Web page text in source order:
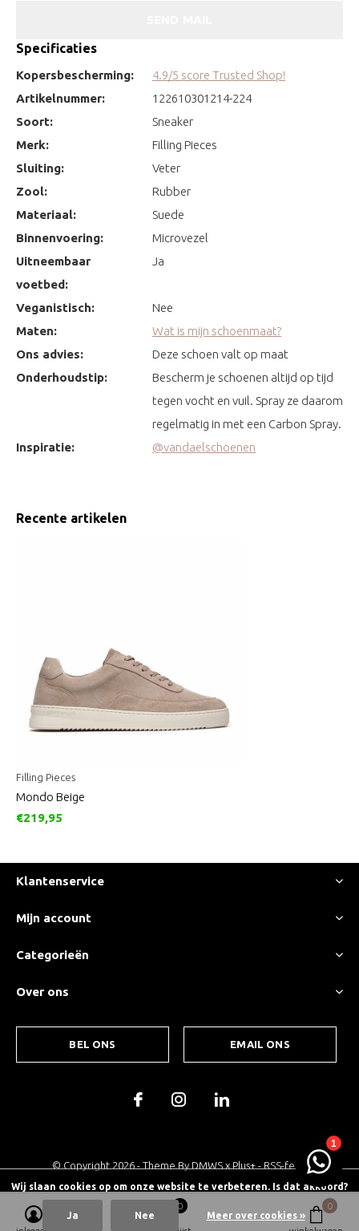
Specificaties
Kopersbescherming:
4.9/5 score Trusted Shop!
Artikelnummer:
122610301214-224
Soort:
Sneaker
Merk:
Filling Pieces
Sluiting:
Veter
Zool:
Rubber
Materiaal:
Suede
Binnenvoering:
Microvezel
Uitneembaar
voetbed:
Ja
Veganistisch:
Nee
Maten:
Wat is mijn schoenmaat?
Ons advies:
Deze schoen valt op maat
Onderhoudstip:
Bescherm je schoenen altijd op tijd
tegen vocht en vuil. Spray ze daarom
regelmatig in met een Carbon Spray.
Inspiratie:
@vandaelschoenen
Recente artikelen
Filling Pieces
Mondo Beige
€219,95
Klantenservice
Mijn account
Categorieën
Over ons
BEL ONS EMAIL ONS
© Copyright 2026- Theme By DMWSx Plus+- RSS-feed
0 0
Wij slaan cookies op om onze website te verbeteren. Is dat akkoord?
Ja Nee Meer over cookies »